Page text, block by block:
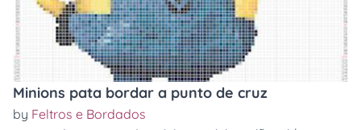
Minions pata bordar a punto de cruz
by Feltros e Bordados